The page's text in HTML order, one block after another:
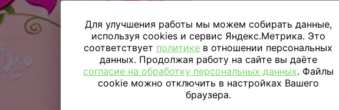
Отзывы
Для улучшения работы мы можем собирать данные,
используя cookies и сервис Яндекс.Метрика. Это
соответствует политике в отношении персональных
данных. Продолжая работу на сайте вы даёте
согласие на обработку персональных данных. Файлы
cookie можно отключить в настройках Вашего
браузера.